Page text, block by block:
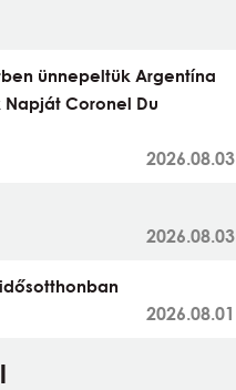
ünnepeltük Argentína
Coronel Du
2026.08.03
2026.08.03
2026.08.01